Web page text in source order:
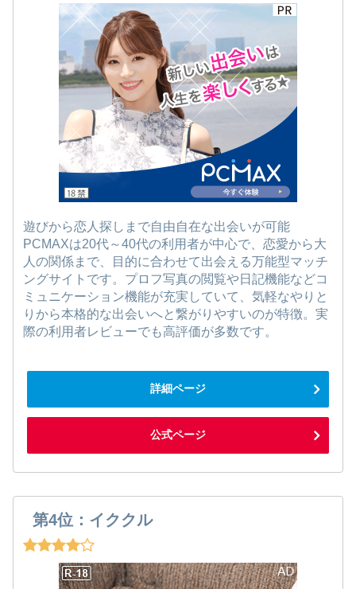
遊びから恋人探しまで自由自在な出会いが可能
PCMAXは20代～40代の利用者が中心で、恋愛から大
人の関係まで、目的に合わせて出会える万能型マッチ
ングサイトです。プロフ写真の閲覧や日記機能などコ
ミュニケーション機能が充実していて、気軽なやりと
りから本格的な出会いへと繋がりやすいのが特徴。実
際の利用者レビューでも高評価が多数です。
詳細ページ
公式ページ
第4位：イククル